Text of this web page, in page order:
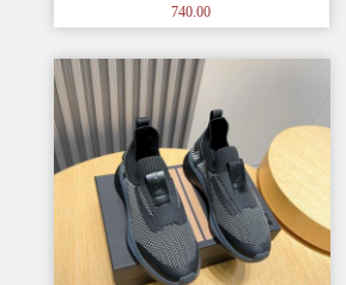
典休闲鞋，以细节和创造力
740.00